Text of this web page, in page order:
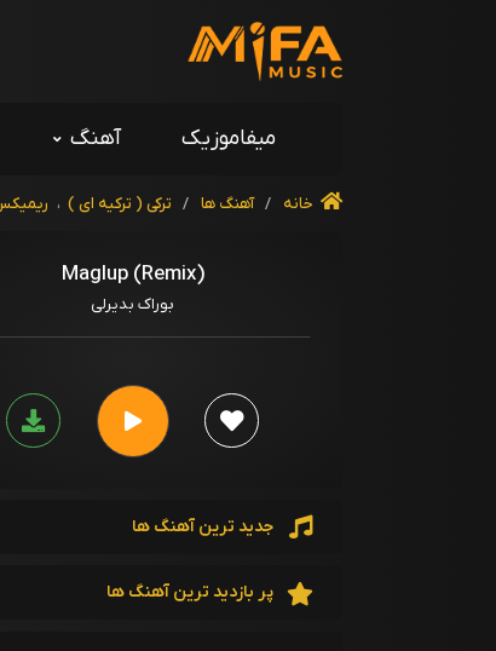
میفاموزیک آهنگ
خانه / آهنگ ها / ترکی ( ترکیه ای ) ،
Maglup (Remix)
بوراک بدیرلی
جدید ترین آهنگ ها
پر بازدید ترین آهنگ ها